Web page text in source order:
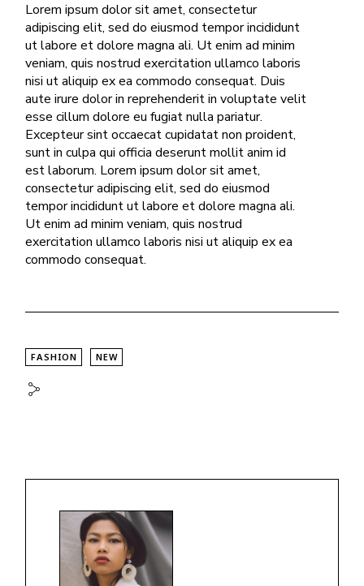
Lorem ipsum dolor sit amet, consectetur
adipiscing elit, sed do eiusmod tempor incididunt
ut labore et dolore magna ali. Ut enim ad minim
veniam, quis nostrud exercitation ullamco laboris
nisi ut aliquip ex ea commodo consequat. Duis
aute irure dolor in reprehenderit in voluptate velit
esse cillum dolore eu fugiat nulla pariatur.
Excepteur sint occaecat cupidatat non proident,
sunt in culpa qui officia deserunt mollit anim id
est laborum. Lorem ipsum dolor sit amet,
consectetur adipiscing elit, sed do eiusmod
tempor incididunt ut labore et dolore magna ali.
Ut enim ad minim veniam, quis nostrud
exercitation ullamco laboris nisi ut aliquip ex ea
commodo consequat.
FASHION NEW